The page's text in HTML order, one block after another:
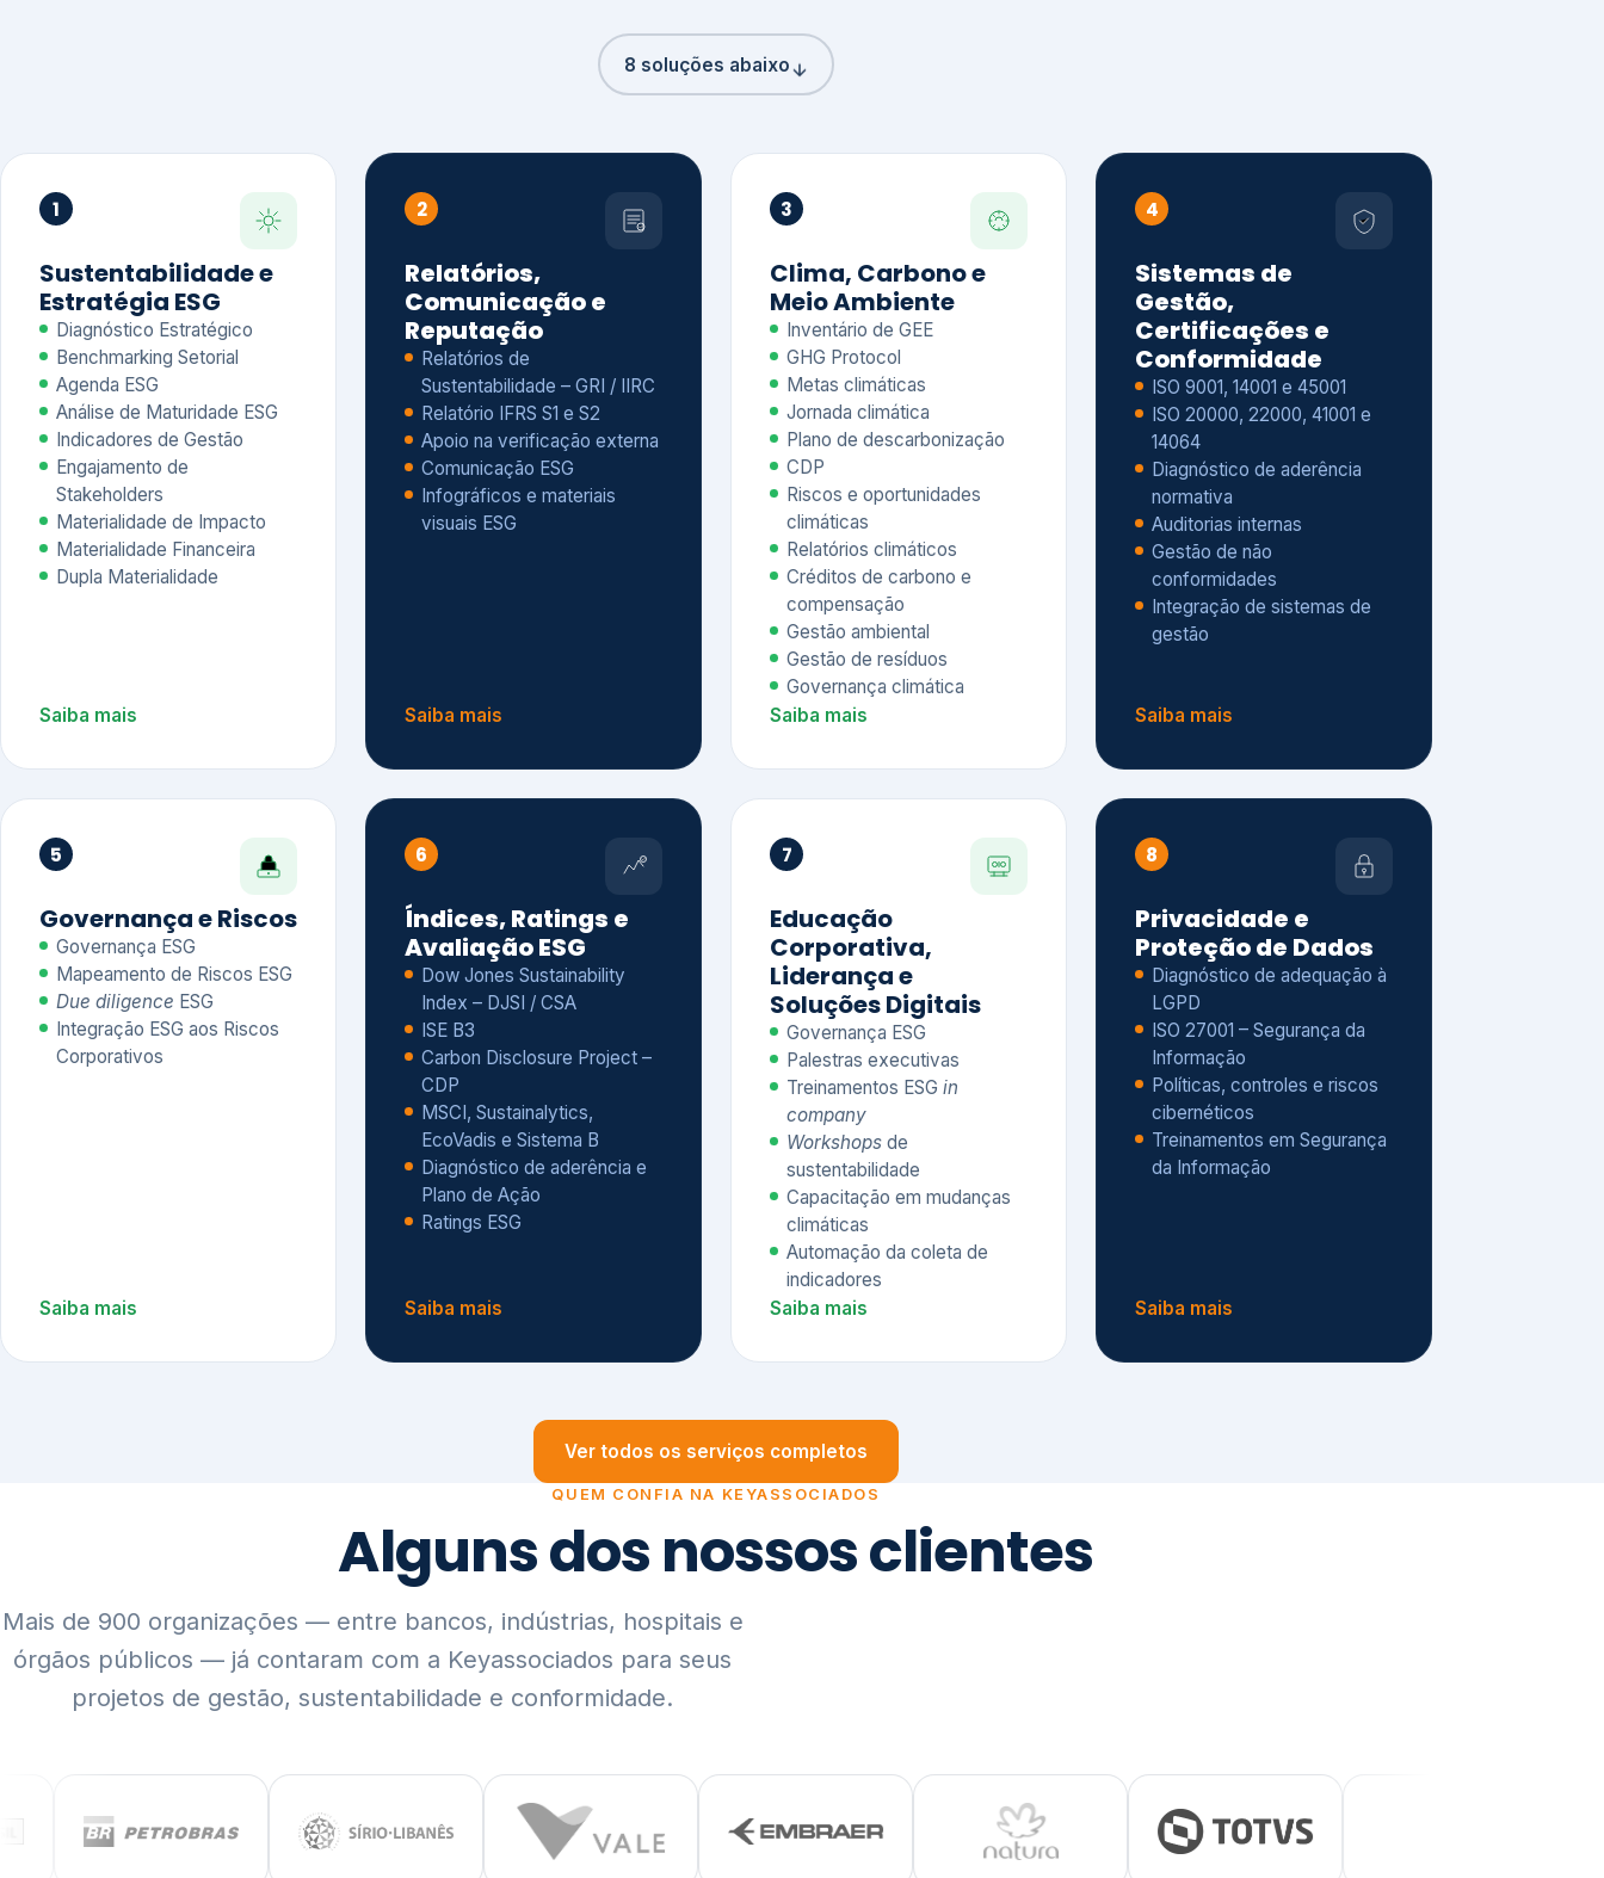
8 soluções abaixo
1
Sustentabilidade e
Estratégia ESG
Diagnóstico Estratégico
Benchmarking Setorial
Agenda ESG
Análise de Maturidade ESG
Indicadores de Gestão
Engajamento de
Stakeholders
Materialidade de Impacto
Materialidade Financeira
Dupla Materialidade
Saiba mais
2
Relatórios,
Comunicação e
Reputação
Relatórios de
Sustentabilidade – GRI / IIRC
Relatório IFRS S1 e S2
Apoio na verificação externa
Comunicação ESG
Infográficos e materiais
visuais ESG
Saiba mais
3
Clima, Carbono e
Meio Ambiente
Inventário de GEE
GHG Protocol
Metas climáticas
Jornada climática
Plano de descarbonização
CDP
Riscos e oportunidades
climáticas
Relatórios climáticos
Créditos de carbono e
compensação
Gestão ambiental
Gestão de resíduos
Governança climática
Saiba mais
4
Sistemas de
Gestão,
Certificações e
Conformidade
ISO 9001, 14001 e 45001
ISO 20000, 22000, 41001 e
14064
Diagnóstico de aderência
normativa
Auditorias internas
Gestão de não
conformidades
Integração de sistemas de
gestão
Saiba mais
5
Governança e Riscos
Governança ESG
Mapeamento de Riscos ESG
Due diligence ESG
Integração ESG aos Riscos
Corporativos
Saiba mais
6
Índices, Ratings e
Avaliação ESG
Dow Jones Sustainability
Index – DJSI / CSA
ISE B3
Carbon Disclosure Project –
CDP
MSCI, Sustainalytics,
EcoVadis e Sistema B
Diagnóstico de aderência e
Plano de Ação
Ratings ESG
Saiba mais
7
Educação
Corporativa,
Liderança e
Soluções Digitais
Governança ESG
Palestras executivas
Treinamentos ESG in
company
Workshops de
sustentabilidade
Capacitação em mudanças
climáticas
Automação da coleta de
indicadores
Saiba mais
8
Privacidade e
Proteção de Dados
Diagnóstico de adequação à
LGPD
ISO 27001 – Segurança da
Informação
Políticas, controles e riscos
cibernéticos
Treinamentos em Segurança
da Informação
Saiba mais
Ver todos os serviços completos
QUEM CONFIA NA KEYASSOCIADOS
Alguns dos nossos clientes
Mais de 900 organizações — entre bancos, indústrias, hospitais e
órgãos públicos — já contaram com a Keyassociados para seus
projetos de gestão, sustentabilidade e conformidade.